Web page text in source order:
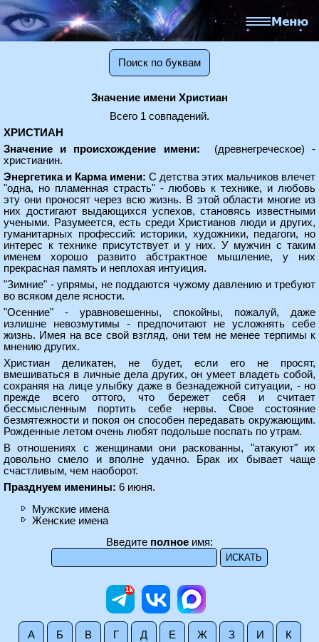
Поиск по буквам
Значение имени Христиан
Всего 1 совпадений.
ХРИСТИАН
Значение и происхождение имени: (древнегреческое) -
христианин.
Энергетика и Карма имени: С детства этих мальчиков влечет
"одна, но пламенная страсть" - любовь к технике, и любовь
эту они проносят через всю жизнь. В этой области многие из
них достигают выдающихся успехов, становясь известными
учеными. Разумеется, есть среди Христианов люди и других,
гуманитарных профессий: историки, художники, педагоги, но
интерес к технике присутствует и у них. У мужчин с таким
именем хорошо развито абстрактное мышление, у них
прекрасная память и неплохая интуиция.
"Зимние" - упрямы, не поддаются чужому давлению и требуют
во всяком деле ясности.
"Осенние" - уравновешенны, спокойны, пожалуй, даже
излишне невозмутимы - предпочитают не усложнять себе
жизнь. Имея на все свой взгляд, они тем не менее терпимы к
мнению других.
Христиан деликатен, не будет, если его не просят,
вмешиваться в личные дела других, он умеет владеть собой,
сохраняя на лице улыбку даже в безнадежной ситуации, - но
прежде всего оттого, что бережет себя и считает
бессмысленным портить себе нервы. Свое состояние
безмятежности и покоя он способен передавать окружающим.
Рожденные летом очень любят подольше поспать по утрам.
В отношениях с женщинами они раскованны, "атакуют" их
довольно смело и вполне удачно. Брак их бывает чаще
счастливым, чем наоборот.
Празднуем именины: 6 июня.
Мужские имена
Женские имена
Введите полное имя:
А Б В Г Д Е Ж З И К